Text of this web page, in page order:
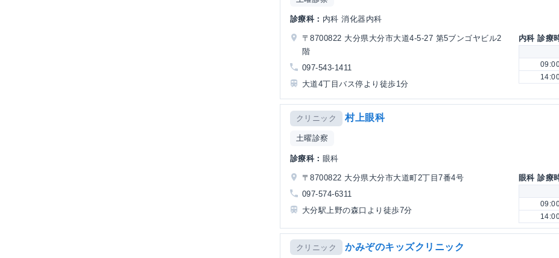
診療科： 内科 消化器内科
〒8700822 大分県大分市大道4-5-27 第5ブンゴヤビル2
階
097-543-1411
大道4丁目バス停より徒歩1分
内科 診療
クリニック 村上眼科
土曜診察
診療科： 眼科
〒8700822 大分県大分市大道町2丁目7番4号
097-574-6311
大分駅上野の森口より徒歩7分
眼科 診療
クリニック かみぞのキッズクリニック